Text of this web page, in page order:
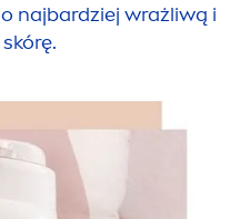
najbardziej wrażliwą i